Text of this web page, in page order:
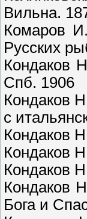
Вильна.
Комаров
Русских
Кондаков
Спб. 1906
Кондаков
с
Кондаков
Кондаков
Кондаков
Кондаков
Бога и